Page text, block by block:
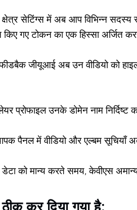
सेटिंग्स में अब आप विभिन्न
किए गए टोकन का एक हिस्सा अर्जित
जीयूआई अब उन वीडियो को
प्रोफाइल उनके डोमेन नाम
पैनल में वीडियो और एल्बम सूचियाँ
को मान्य करते समय, केवीएस अमान्य